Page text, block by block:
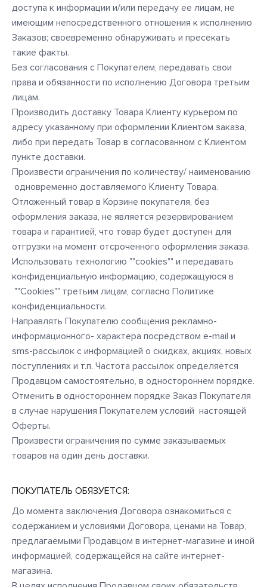
доступа к информации и/или передачу ее лицам, не
имеющим непосредственного отношения к исполнению
Заказов; своевременно обнаруживать и пресекать
такие факты.
Без согласования с Покупателем, передавать свои
права и обязанности по исполнению Договора третьим
лицам.
Производить доставку Товара Клиенту курьером по
адресу указанному при оформлении Клиентом заказа,
либо при передать Товар в согласованном с Клиентом
пункте доставки.
Произвести ограничения по количеству/ наименованию
одновременно доставляемого Клиенту Товара.
Отложенный товар в Корзине покупателя, без
оформления заказа, не является резервированием
товара и гарантией, что товар будет доступен для
отгрузки на момент отсроченного оформления заказа.
Использовать технологию ""cookies"" и передавать
конфиденциальную информацию, содержащуюся в
""Cookies"" третьим лицам, согласно Политике
конфиденциальности.
Направлять Покупателю сообщения рекламно-
информационного- характера посредством e-mail и
sms-рассылок с информацией о скидках, акциях, новых
поступлениях и т.п. Частота рассылок определяется
Продавцом самостоятельно, в одностороннем порядке.
Отменить в одностороннем порядке Заказ Покупателя
в случае нарушения Покупателем условий настоящей
Оферты.
Произвести ограничения по сумме заказываемых
товаров на один день доставки.
ПОКУПАТЕЛЬ ОБЯЗУЕТСЯ:
До момента заключения Договора ознакомиться с
содержанием и условиями Договора, ценами на Товар,
предлагаемыми Продавцом в интернет-магазине и иной
информацией, содержащейся на сайте интернет-
магазина.